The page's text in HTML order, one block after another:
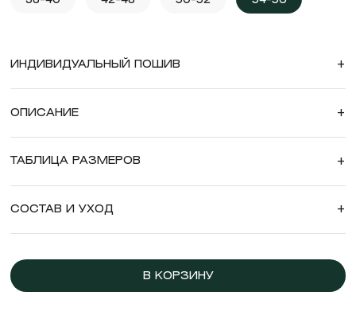
ИНДИВИДУАЛЬНЫЙ ПОШИВ +
ОПИСАНИЕ +
ТАБЛИЦА РАЗМЕРОВ +
СОСТАВ И УХОД +
В КОРЗИНУ